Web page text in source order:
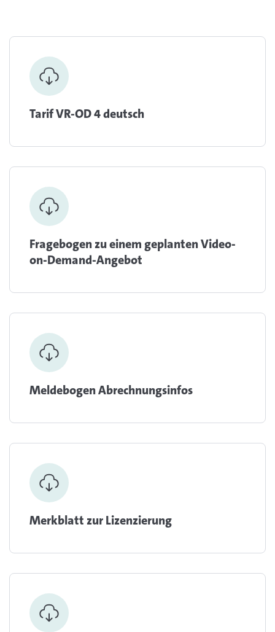
Tarif VR-OD 4 deutsch
Fragebogen zu einem geplanten Video-
on-Demand-Angebot
Meldebogen Abrechnungsinfos
Merkblatt zur Lizenzierung